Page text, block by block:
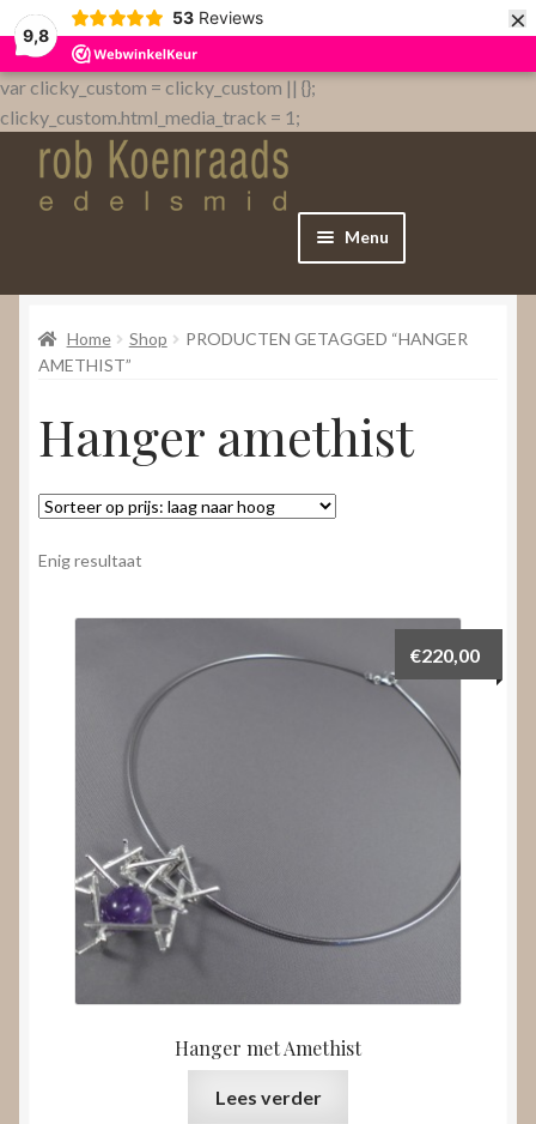
9,8
53 Reviews ×
var clicky_custom = clicky_custom || {};
clicky_custom.html_media_track = 1;
Menu
Home
WebShop
Over
Nieuws
Video’s
uitvouwen
Home Shop
PRODUCTEN GETAGGED “HANGER
AMETHIST”
Hanger amethist
Enig resultaat
Hanger met Amethist
€220,00
Lees verder